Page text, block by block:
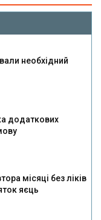
необхідний
додаткових
місяці без ліків
яєць